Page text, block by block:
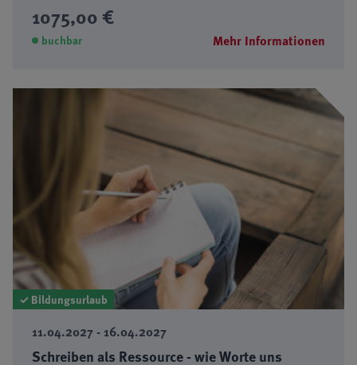
1075,00 €
buchbar Mehr Informationen
✓ Bildungsurlaub
11.04.2027 - 16.04.2027
Schreiben als Ressource - wie Worte uns